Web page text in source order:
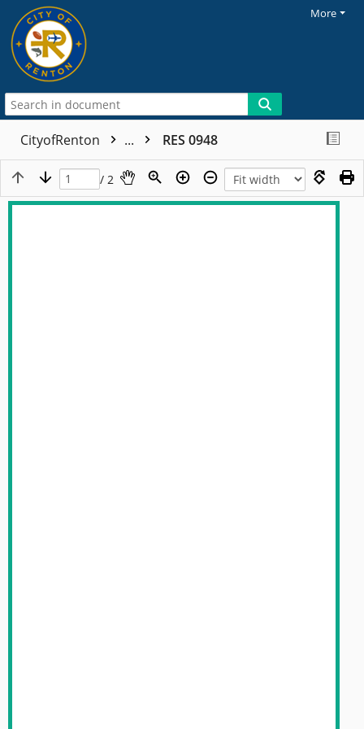
More
CityofRenton ... RES 0948
/ 2